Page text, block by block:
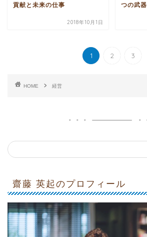
貢献と未来の仕事
2018年10月1日
つの武器
1 2 3
HOME 経営
齋藤 英起のプロフィール